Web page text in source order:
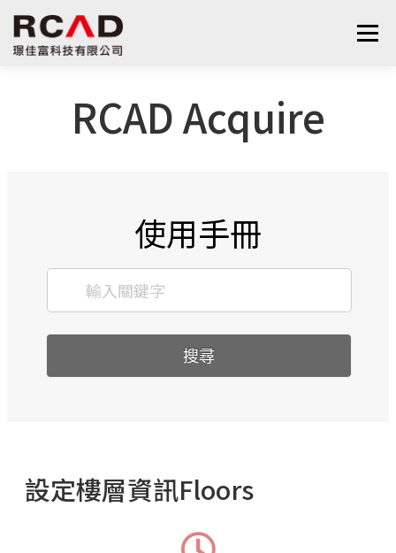
選單
RCAD Acquire
使用手冊
搜尋
設定樓層資訊Floors